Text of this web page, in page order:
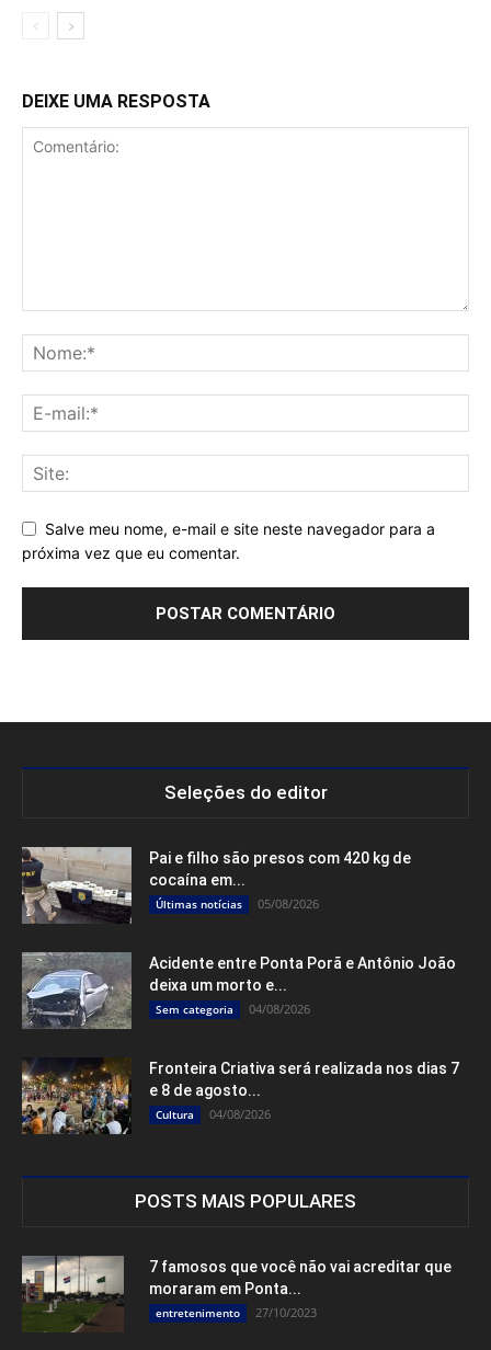
DEIXE UMA RESPOSTA
Salve meu nome, e-mail e site neste navegador para a
próxima vez que eu comentar.
Seleções do editor
Pai e filho são presos com 420 kg de
cocaína em...
Últimas notícias 05/08/2026
Acidente entre Ponta Porã e Antônio João
deixa um morto e...
Sem categoria 04/08/2026
Fronteira Criativa será realizada nos dias 7
e 8 de agosto...
Cultura 04/08/2026
POSTS MAIS POPULARES
7 famosos que você não vai acreditar que
moraram em Ponta...
entretenimento 27/10/2023